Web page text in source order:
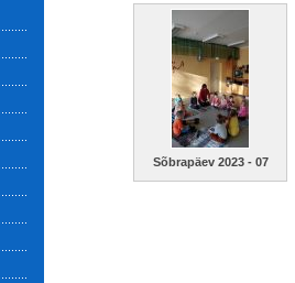
Sõbrapäev 2023 - 07